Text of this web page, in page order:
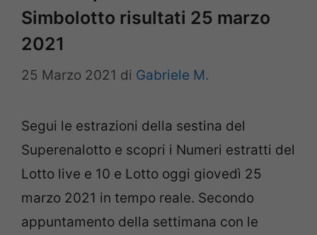
Simbolotto risultati 25 marzo
2021
25 Marzo 2021 di Gabriele M.
Segui le estrazioni della sestina del
Superenalotto e scopri i Numeri estratti del
Lotto live e 10 e Lotto oggi giovedì 25
marzo 2021 in tempo reale. Secondo
appuntamento della settimana con le